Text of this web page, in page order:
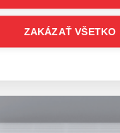
| Blog
DOM
ZAKÁZAŤ VŠETKO